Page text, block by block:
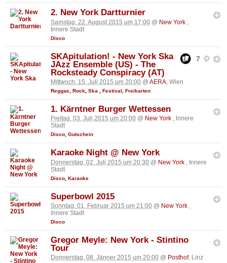
2. New York Dartturnier
Samstag, 22. August 2015 um 17:00 @ New York
Innere Stadt
Disco
7
SKApitulation! - New York Ska
JAzz Ensemble (US) - The
Rocksteady Conspiracy (AT)
Mittwoch, 15. Juli 2015 um 20:00 @ AERA, Wien
Reggae Rock Ska Festival Freikarten
1. Kärntner Burger Wettessen
Freitag, 03. Juli 2015 um 20:00 @ New York , Innere
Stadt
Disco, Gutschein
Karaoke Night @ New York
Donnerstag, 02. Juli 2015 um 20:30 @ New York
, Innere
Stadt
Disco Karaoke
Superbowl 2015
Sonntag, 01. Februar 2015 um 21:00 @ New York ,
Innere Stadt
Disco
Gregor Meyle: New York - Stintino
Tour
Donnerstag, 08. Jänner 2015 um 20:00 @ Posthof, Linz